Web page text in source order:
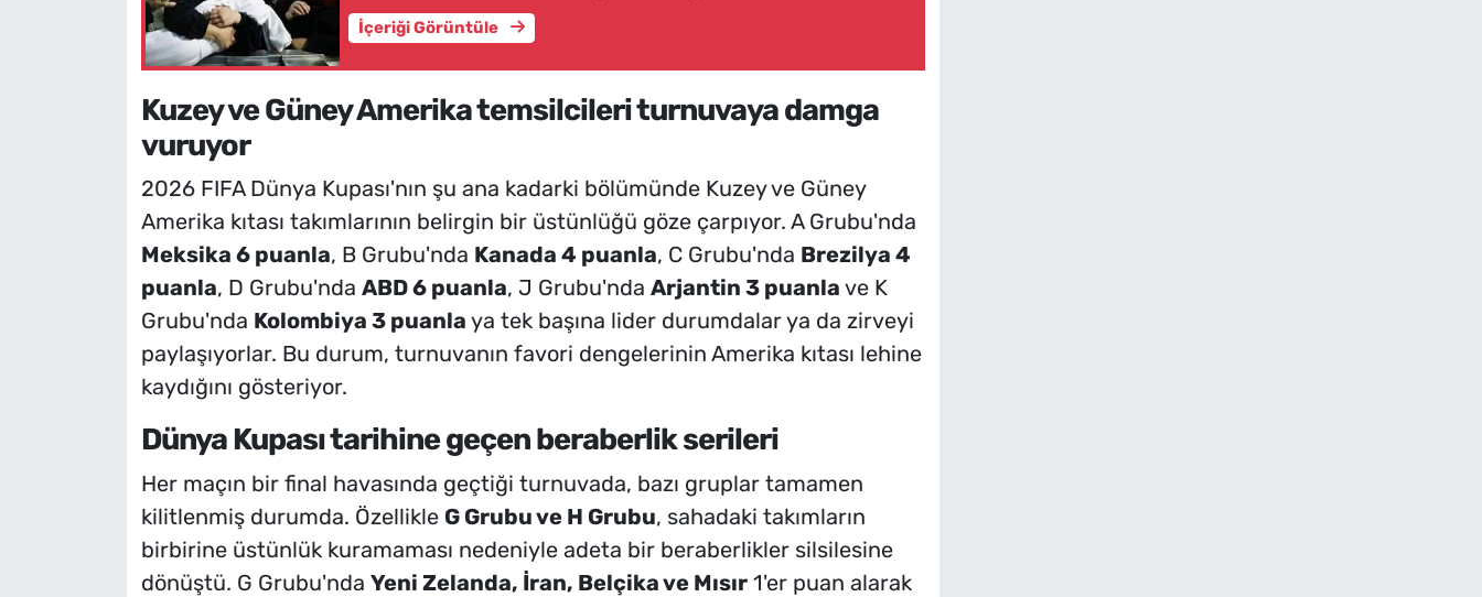
İçeriği Görüntüle
Kuzey ve Güney Amerika temsilcileri turnuvaya damga
vuruyor
2026 FIFA Dünya Kupası'nın şu ana kadarki bölümünde Kuzey ve Güney
Amerika kıtası takımlarının belirgin bir üstünlüğü göze çarpıyor. A Grubu'nda
Meksika 6 puanla, B Grubu'nda Kanada 4 puanla, C Grubu'nda Brezilya 4
puanla, D Grubu'nda ABD 6 puanla, J Grubu'nda Arjantin 3 puanla ve K
Grubu'nda Kolombiya 3 puanla ya tek başına lider durumdalar ya da zirveyi
paylaşıyorlar. Bu durum, turnuvanın favori dengelerinin Amerika kıtası lehine
kaydığını gösteriyor.
Dünya Kupası tarihine geçen beraberlik serileri
Her maçın bir final havasında geçtiği turnuvada, bazı gruplar tamamen
kilitlenmiş durumda. Özellikle G Grubu ve H Grubu, sahadaki takımların
birbirine üstünlük kuramaması nedeniyle adeta bir beraberlikler silsilesine
dönüştü. G Grubu'nda Yeni Zelanda, İran, Belçika ve Mısır1'er puan alarak